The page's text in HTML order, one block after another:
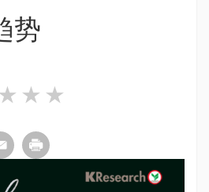
势
4 stars
3 stars
2 stars